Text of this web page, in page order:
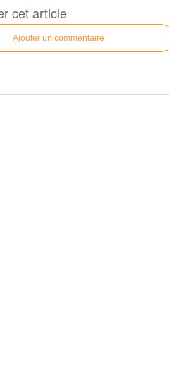
cet article
Ajouter un commentaire